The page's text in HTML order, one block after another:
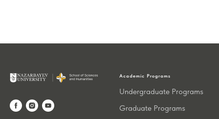
Academic Programs
Undergraduate Programs
Graduate Programs